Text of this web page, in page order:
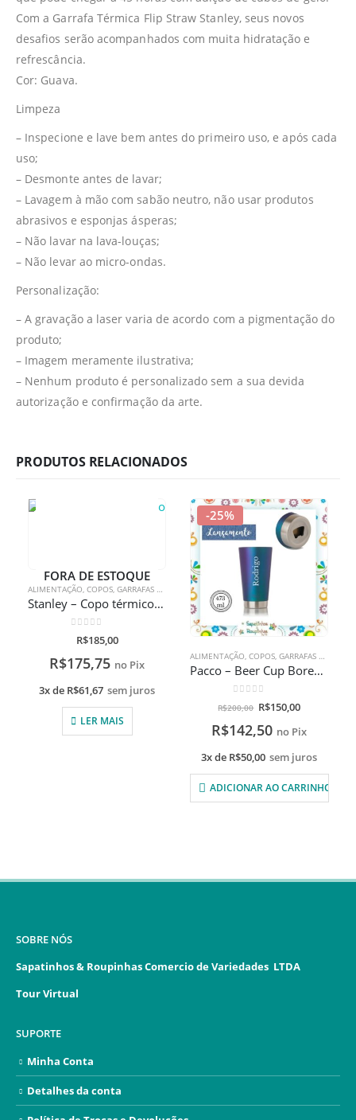
Com a Garrafa Térmica Flip Straw Stanley, seus novos
desafios serão acompanhados com muita hidratação e
refrescância.
Cor: Guava.
Limpeza
– Inspecione e lave bem antes do primeiro uso, e após cada
uso;
– Desmonte antes de lavar;
– Lavagem à mão com sabão neutro, não usar produtos
abrasivos e esponjas ásperas;
– Não lavar na lava-louças;
– Não levar ao micro-ondas.
Personalização:
– A gravação a laser varia de acordo com a pigmentação do
produto;
– Imagem meramente ilustrativa;
– Nenhum produto é personalizado sem a sua devida
autorização e confirmação da arte.
PRODUTOS RELACIONADOS
FORA DE ESTOQUE
ALIMENTAÇÃO, COPOS, GARRAFAS TÉRMICAS
Stanley – Copo térmico de cerveja sem tampa Polar 473ml com gravação a laser
de 5
R$185,00
R$175,75 no Pix
3x de R$61,67 sem juros
LER MAIS
-25%
ALIMENTAÇÃO, COPOS, GARRAFAS TÉRMICAS
Pacco – Beer Cup Boreal 473ml com gravação a laser
de 5
R$200,00 R$150,00
R$142,50 no Pix
3x de R$50,00 sem juros
ADICIONAR AO CARRINHO
SOBRE NÓS
Sapatinhos & Roupinhas Comercio de Variedades LTDA
Tour Virtual
SUPORTE
Minha Conta
Detalhes da conta